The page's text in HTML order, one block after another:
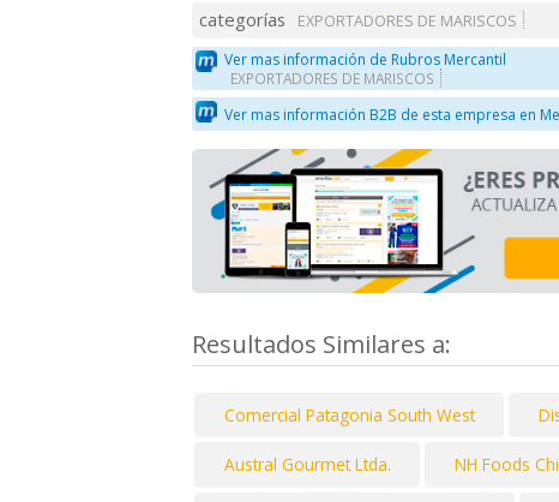
categorías
EXPORTADORES DE MARISCOS
Ver mas información de Rubros Mercantil
EXPORTADORES DE MARISCOS
Ver mas información B2B de esta empresa en
Resultados Similares a:
Comercial Patagonia South West
Austral Gourmet Ltda. NH Foods